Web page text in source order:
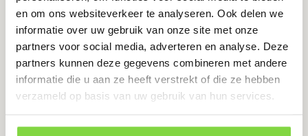
en om ons websiteverkeer te analyseren. Ook delen we
informatie over uw gebruik van onze site met onze
partners voor social media, adverteren en analyse. Deze
partners kunnen deze gegevens combineren met andere
informatie die u aan ze heeft verstrekt of die ze hebben
verzameld op basis van uw gebruik van hun services.
tegels
Zorgt voor verlenging van de levensduur van de
bestrating
Voor het afbakenen en stabiliseren van je tuin
€14.85